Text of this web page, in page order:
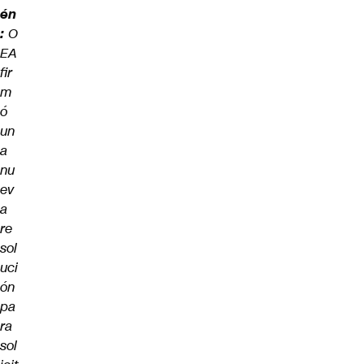
én
: O
EA
fir
m
ó
un
a
nu
ev
a
re
sol
uci
ón
pa
ra
sol